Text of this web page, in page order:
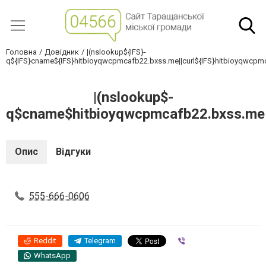
Головна Довідник
|(nslookup${IFS}-
|(nslookup$-
Опис Відгуки
555-666-0606
Reddit Telegram
WhatsApp